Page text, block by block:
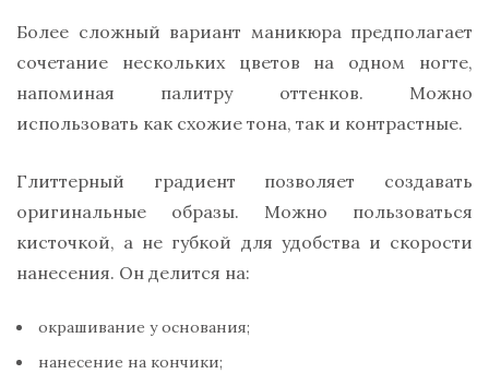
Более сложный вариант маникюра предполагает
сочетание нескольких цветов на одном ногте,
напоминая палитру оттенков. Можно
использовать как схожие тона, так и контрастные.
Глиттерный градиент позволяет создавать
оригинальные образы. Можно пользоваться
кисточкой, а не губкой для удобства и скорости
нанесения. Он делится на:
окрашивание у основания;
нанесение на кончики;